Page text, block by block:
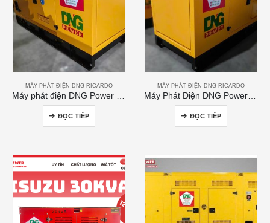
MÁY PHÁT ĐIỆN DNG RICARDO
ĐỌC TIẾP
MÁY PHÁT ĐIỆN DNG RICARDO
ĐỌC TIẾP